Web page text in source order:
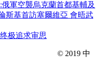
軍空襲烏克蘭首都基輔及
斯基首訪塞爾維亞 會晤武
极追求审思
© 2019 中